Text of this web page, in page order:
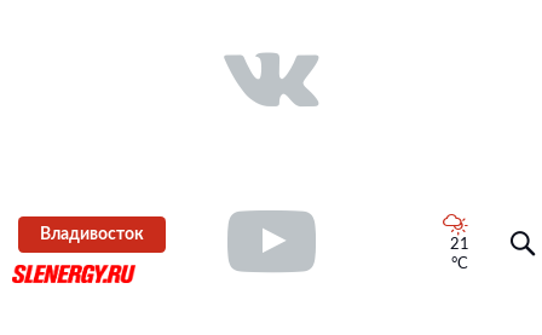
Владивосток
21
°C